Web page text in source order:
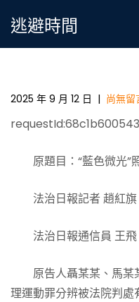
逃避時間
“藍色微光”照亮未成
2025 年 9 月 12 日 | 尚無留
原題目：“藍色微光”
法治日報記者 趙紅旗
法治日報通信員 王
原告人聶某某、馬某
理運動罪分辨被法院判處